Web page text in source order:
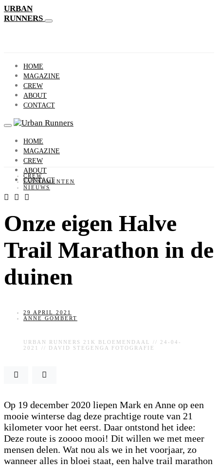
URBAN
RUNNERS
HOME
MAGAZINE
CREW
ABOUT
CONTACT
HOME
MAGAZINE
CREW
ABOUT
CONTACT
CREW
EVENEMENTEN
NIEUWS
Onze eigen Halve
Trail Marathon in de
duinen
29 APRIL 2021
ANNE GOMBERT
URBAN RUNNERS 21K BLOEMENDAAL // 24-04-
2021 // DAVID STEGENGA FOTOGRAFIE
Op 19 december 2020 liepen Mark en Anne op een
mooie winterse dag deze prachtige route van 21
kilometer voor het eerst. Daar ontstond het idee:
Deze route is zoooo mooi! Dit willen we met meer
mensen delen. Wat nou als we in het voorjaar, zo
wanneer alles in bloei staat, een halve trail marathon